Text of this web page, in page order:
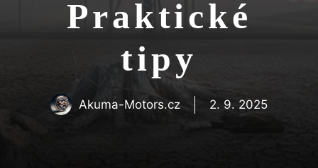
Praktické
tipy
Akuma-Motors.cz 2. 9. 2025